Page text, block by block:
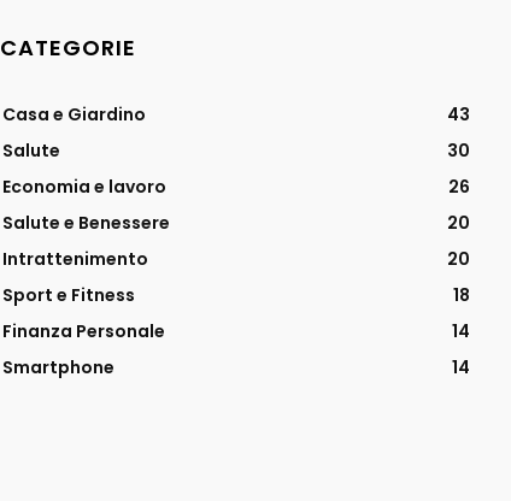
CATEGORIE
Casa e Giardino
43
Salute
30
Economia e lavoro
26
Salute e Benessere
20
Intrattenimento
20
Sport e Fitness
18
Finanza Personale
14
Smartphone
14